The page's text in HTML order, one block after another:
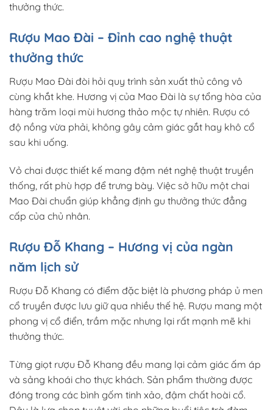
thưởng thức.
Rượu Mao Đài – Đỉnh cao nghệ thuật
thưởng thức
Rượu Mao Đài đòi hỏi quy trình sản xuất thủ công vô
cùng khắt khe. Hương vị của Mao Đài là sự tổng hòa của
hàng trăm loại mùi hương thảo mộc tự nhiên. Rượu có
độ nồng vừa phải, không gây cảm giác gắt hay khô cổ
sau khi uống.
Vỏ chai được thiết kế mang đậm nét nghệ thuật truyền
thống, rất phù hợp để trưng bày. Việc sở hữu một chai
Mao Đài chuẩn giúp khẳng định gu thưởng thức đẳng
cấp của chủ nhân.
Rượu Đỗ Khang – Hương vị của ngàn
năm lịch sử
Rượu Đỗ Khang có điểm đặc biệt là phương pháp ủ men
cổ truyền được lưu giữ qua nhiều thế hệ. Rượu mang một
phong vị cổ điển, trầm mặc nhưng lại rất mạnh mẽ khi
thưởng thức.
Từng giọt rượu Đỗ Khang đều mang lại cảm giác ấm áp
và sảng khoái cho thực khách. Sản phẩm thường được
đóng trong các bình gốm tinh xảo, đậm chất hoài cổ.